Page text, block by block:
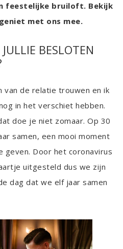
feestelijke bruiloft. Bekijk
met ons mee.
BESLOTEN
van de relatie trouwen en ik
in het verschiet hebben.
doe je niet zomaar. Op 30
samen, een mooi moment
geven. Door het coronavirus
uitgesteld dus we zijn
dag dat we elf jaar samen